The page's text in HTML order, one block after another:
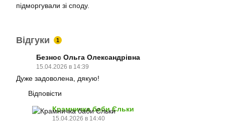
підморгували зі споду.
Відгуки 1
Безнос Ольга Олександрівна
15.04.2026 в 14:39
Дуже задоволена, дякую!
Відповісти
Крамничка баби Єльки
15.04.2026 в 14:40